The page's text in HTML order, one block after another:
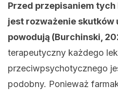
Przed przepisaniem
jest rozważenie skutków
powodują (Burchinski,
terapeutyczny każdego
przeciwpsychotycznego
podobny. Ponieważ